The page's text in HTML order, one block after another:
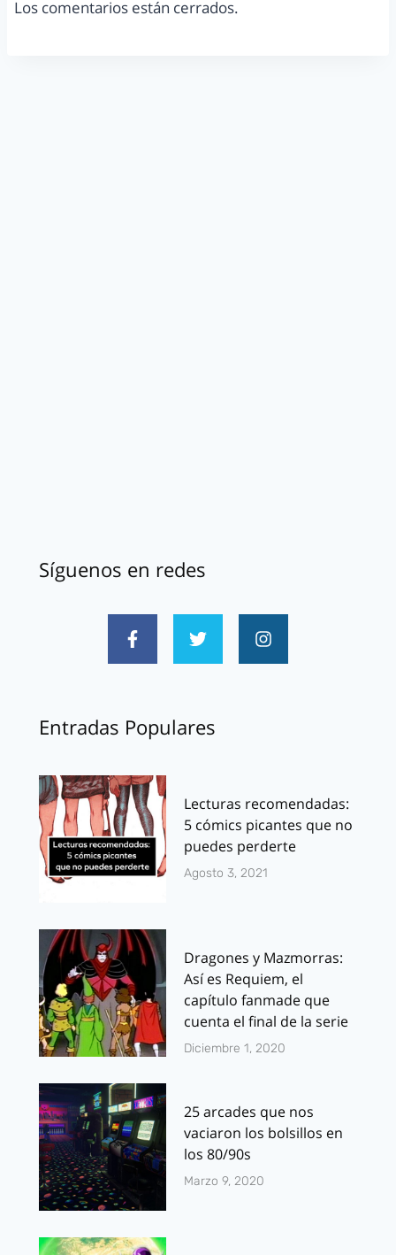
Los comentarios están cerrados.
Síguenos en redes
Entradas Populares
Lecturas recomendadas:
5 cómics picantes que no
puedes perderte
Agosto 3, 2021
Dragones y Mazmorras:
Así es Requiem, el
capítulo fanmade que
cuenta el final de la serie
Diciembre 1, 2020
25 arcades que nos
vaciaron los bolsillos en
los 80/90s
Marzo 9, 2020